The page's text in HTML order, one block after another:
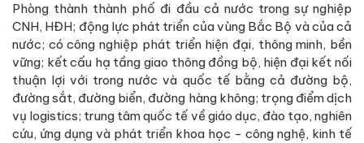
Phòng thành thành phố đi đầu cả nước trong sự nghiệp
CNH, HĐH; động lực phát triển của vùng Bắc Bộ và của cả
nước; có công nghiệp phát triển hiện đại, thông minh, bền
vững; kết cấu hạ tầng giao thông đồng bộ, hiện đại kết nối
thuận lợi với trong nước và quốc tế bằng cả đường bộ,
đường sắt, đường biển, đường hàng không; trọng điểm dịch
vụ logistics; trung tâm quốc tế về giáo dục, đào tạo, nghiên
cứu, ứng dụng và phát triển khoa học - công nghệ, kinh tế